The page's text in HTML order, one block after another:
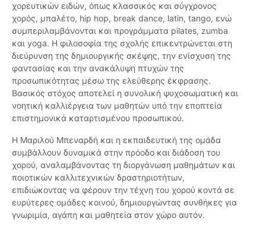
χορευτικών ειδών, όπως κλασσικός και σύγχρονος
χορός, μπαλέτο, hip hop, break dance, latin, tango, ενώ
συμπεριλαμβάνονται και προγράμματα pilates, zumba
και yoga. Η φιλοσοφία της σχολής επικεντρώνεται στη
διεύρυνση της δημιουργικής σκέψης, την ενίσχυση της
φαντασίας και την ανακάλυψη πτυχών της
προσωπικότητας μέσω της ελεύθερης έκφρασης.
Βασικός στόχος αποτελεί η συνολική ψυχοσωματική και
νοητική καλλιέργεια των μαθητών υπό την εποπτεία
επιστημονικά καταρτισμένου προσωπικού.
Η Μαριλού Μπεναρδή και η εκπαιδευτική της ομάδα
συμβάλλουν δυναμικά στην πρόοδο και διάδοση του
χορού, αναλαμβάνοντας τη διοργάνωση μαθημάτων και
ποιοτικών καλλιτεχνικών δραστηριοτήτων,
επιδιώκοντας να φέρουν την τέχνη του χορού κοντά σε
ευρύτερες ομάδες κοινού, δημιουργώντας συνθήκες για
γνωριμία, αγάπη και μαθητεία στον χώρο αυτόν.